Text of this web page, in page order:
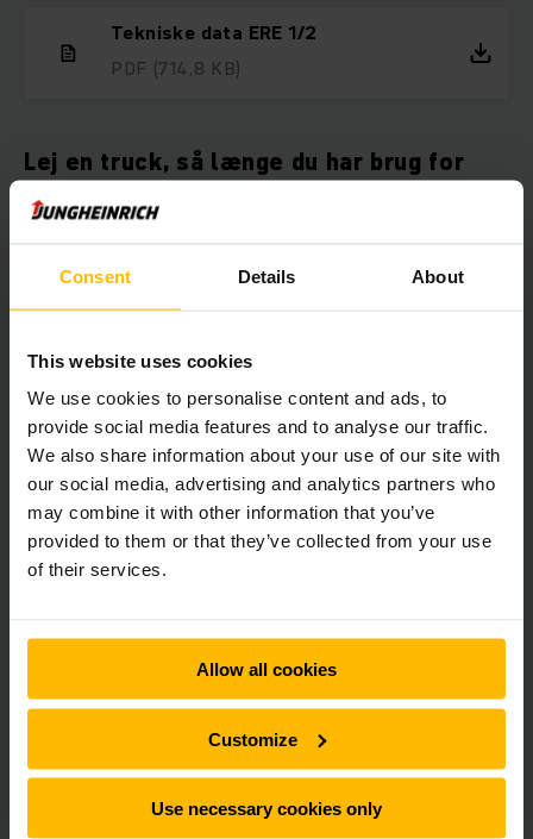
Consent Details About
This website uses cookies
We use cookies to personalise content and ads, to
provide social media features and to analyse our traffic.
We also share information about your use of our site with
our social media, advertising and analytics partners who
may combine it with other information that you’ve
provided to them or that they’ve collected from your use
of their services.
Allow all cookies
Customize
Use necessary cookies only
Tekniske data ERE 1/2
PDF (714,8 KB)
Lej en truck, så længe du har brug for
det
sted. Vi udlejer trucks til alle formål. Vores brede
lejevilkår.
Her kan du vælge, hvilken truck du
vil leje, direkte online